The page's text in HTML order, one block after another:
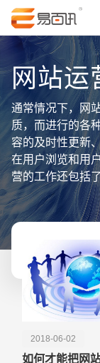
网站运
通常情况下，网
质，而进行的各
容的及时性更新
在用户浏览和用
营的工作还包括
的各种相关数据
于用户来源和走
动来维持网站正
2018-06-02